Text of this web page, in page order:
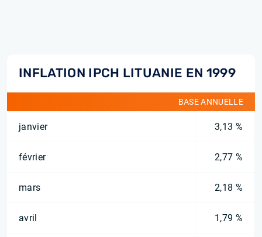
INFLATION IPCH LITUANIE EN 1999
BASE ANNUELLE
janvier 3,13 %
février 2,77 %
mars 2,18 %
avril 1,79 %